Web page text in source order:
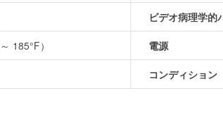
ビデオ病理学的
185°F） 電源
コンディション